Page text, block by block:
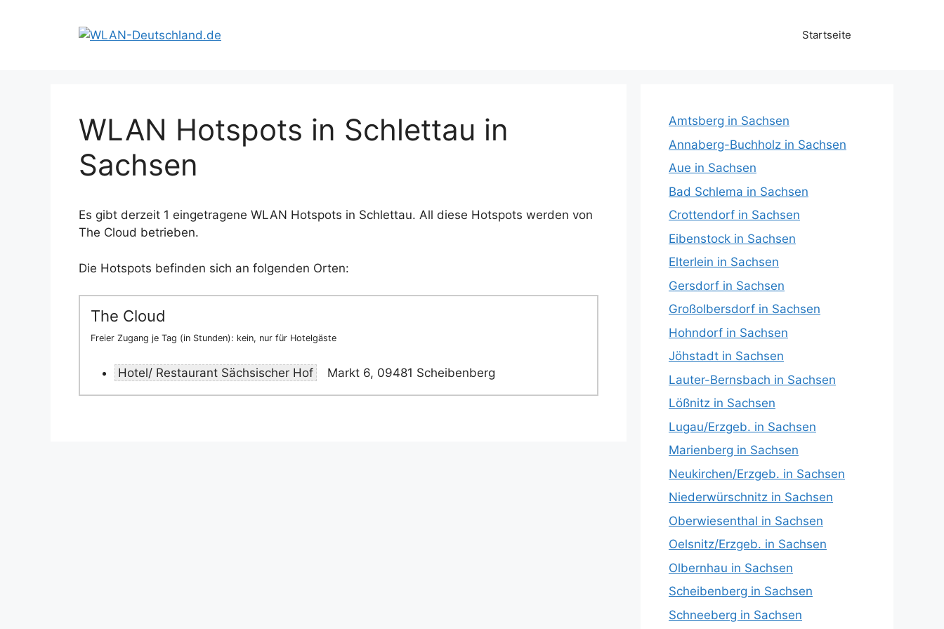
Startseite
WLAN Hotspots in Schlettau in
Sachsen
Es gibt derzeit 1 eingetragene WLAN Hotspots in Schlettau. All diese Hotspots werden von
The Cloud betrieben.
Die Hotspots befinden sich an folgenden Orten:
The Cloud
Freier Zugang je Tag (in Stunden): kein, nur für Hotelgäste
Hotel/ Restaurant Sächsischer Hof Markt 6, 09481 Scheibenberg
Amtsberg in Sachsen
Annaberg-Buchholz in Sachsen
Aue in Sachsen
Bad Schlema in Sachsen
Crottendorf in Sachsen
Eibenstock in Sachsen
Elterlein in Sachsen
Gersdorf in Sachsen
Großolbersdorf in Sachsen
Hohndorf in Sachsen
Jöhstadt in Sachsen
Lauter-Bernsbach in Sachsen
Lößnitz in Sachsen
Lugau/Erzgeb. in Sachsen
Marienberg in Sachsen
Neukirchen/Erzgeb. in Sachsen
Niederwürschnitz in Sachsen
Oberwiesenthal in Sachsen
Oelsnitz/Erzgeb. in Sachsen
Olbernhau in Sachsen
Scheibenberg in Sachsen
Schneeberg in Sachsen